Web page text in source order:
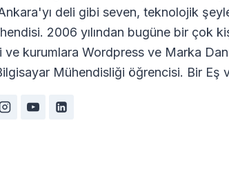
Ankara'yı deli gibi seven, teknolojik
2006 yılından bugüne bir çok
ve kurumlara Wordpress ve Marka
Mühendisliği öğrencisi. Bir Eş